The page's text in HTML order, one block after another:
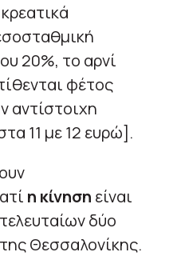
20%, το αρνί
φέτος
αντίστοιχη
11 με 12 ευρώ].
η κίνηση είναι
δύο
της Θεσσαλονίκης.